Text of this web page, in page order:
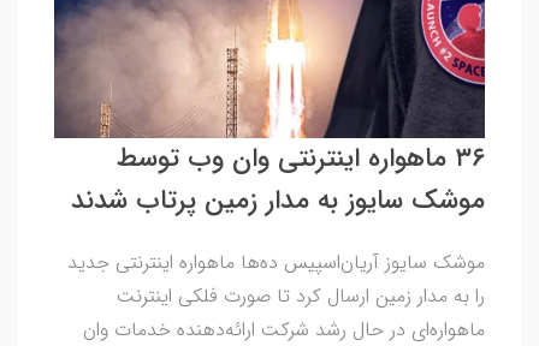
۳۶ ماهواره اینترنتی وان وب توسط
موشک سایوز به مدار زمین پرتاب شدند
موشک سایوز آریان‌اسپیس ده‌ها ماهواره اینترنتی جدید
را به مدار زمین ارسال کرد تا صورت فلکی اینترنت
ماهواره‌ای در حال رشد شرکت ارائه‌دهنده خدمات وان